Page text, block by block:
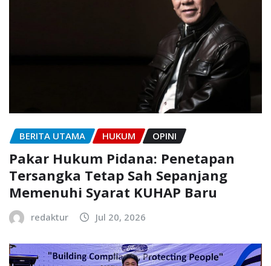
BERITA UTAMA HUKUM OPINI
Pakar Hukum Pidana: Penetapan
Tersangka Tetap Sah Sepanjang
Memenuhi Syarat KUHAP Baru
redaktur Jul 20, 2026